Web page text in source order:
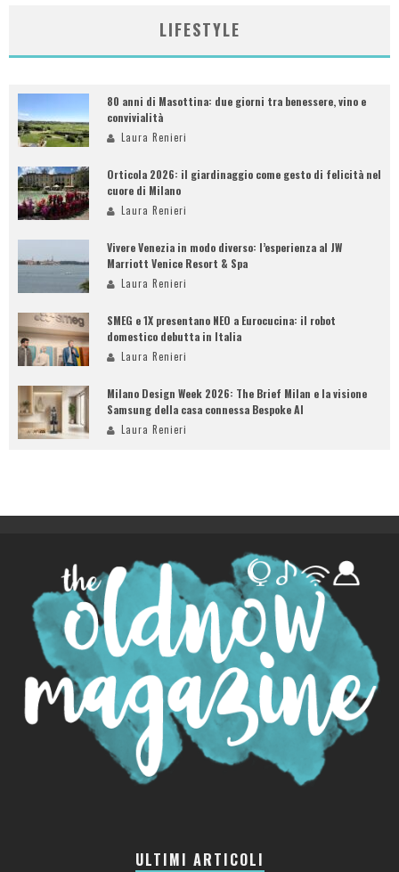
LIFESTYLE
80 anni di Masottina: due giorni tra benessere, vino e
convivialità
Laura Renieri
Orticola 2026: il giardinaggio come gesto di felicità nel
cuore di Milano
Laura Renieri
Vivere Venezia in modo diverso: l’esperienza al JW
Marriott Venice Resort & Spa
Laura Renieri
SMEG e 1X presentano NEO a Eurocucina: il robot
domestico debutta in Italia
Laura Renieri
Milano Design Week 2026: The Brief Milan e la visione
Samsung della casa connessa Bespoke AI
Laura Renieri
ULTIMI ARTICOLI